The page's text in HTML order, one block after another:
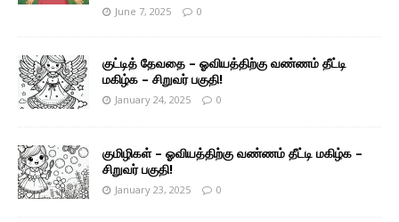
June 7, 2025 0
குட்டித் தேவதை – ஓவியத்திற்கு வண்ணம் தீட்டி
மகிழ்க – சிறுவர் பகுதி!
January 24, 2025 0
குமிழிகள் – ஓவியத்திற்கு வண்ணம் தீட்டி மகிழ்க –
சிறுவர் பகுதி!
January 23, 2025 0